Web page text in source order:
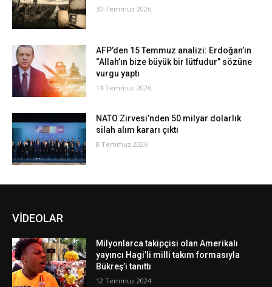
30 Temmuz 2026
AFP’den 15 Temmuz analizi: Erdoğan’ın
“Allah’ın bize büyük bir lütfudur” sözüne
vurgu yaptı
14 Temmuz 2026
NATO Zirvesi’nden 50 milyar dolarlık
silah alım kararı çıktı
8 Temmuz 2026
VİDEOLAR
Milyonlarca takipçisi olan Amerikalı
yayıncı Hagi’li milli takım formasıyla
Bükreş’i tanıttı
12 Temmuz 2024